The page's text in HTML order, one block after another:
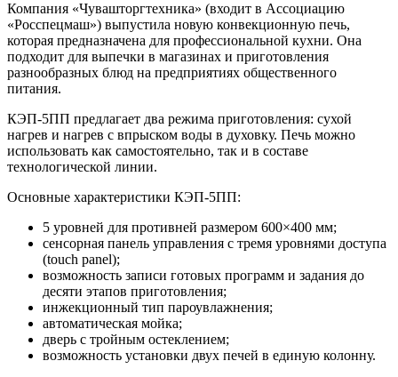
Компания «Чувашторгтехника» (входит в Ассоциацию
«Росспецмаш») выпустила новую конвекционную печь,
которая предназначена для профессиональной кухни. Она
подходит для выпечки в магазинах и приготовления
разнообразных блюд на предприятиях общественного
питания.
КЭП-5ПП предлагает два режима приготовления: сухой
нагрев и нагрев с впрыском воды в духовку. Печь можно
использовать как самостоятельно, так и в составе
технологической линии.
Основные характеристики КЭП-5ПП:
5 уровней для противней размером 600×400 мм;
сенсорная панель управления с тремя уровнями доступа
(touch panel);
возможность записи готовых программ и задания до
десяти этапов приготовления;
инжекционный тип пароувлажнения;
автоматическая мойка;
дверь с тройным остеклением;
возможность установки двух печей в единую колонну.